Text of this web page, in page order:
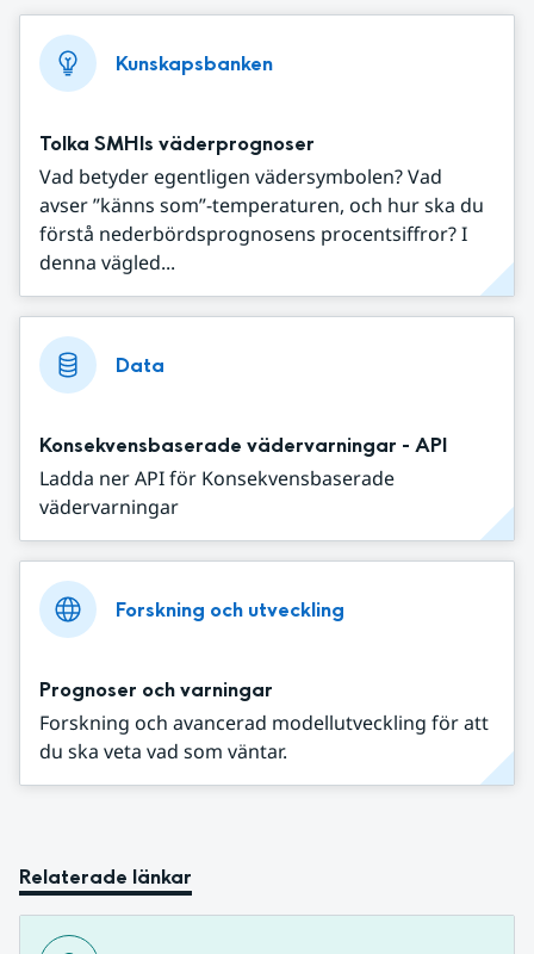
Kunskapsbanken
Tolka SMHIs väderprognoser
Vad betyder egentligen vädersymbolen? Vad
avser ”känns som”-temperaturen, och hur ska du
förstå nederbördsprognosens procentsiffror? I
denna vägled...
Data
Konsekvensbaserade vädervarningar - API
Ladda ner API för Konsekvensbaserade
vädervarningar
Forskning och utveckling
Prognoser och varningar
Forskning och avancerad modellutveckling för att
du ska veta vad som väntar.
Relaterade länkar